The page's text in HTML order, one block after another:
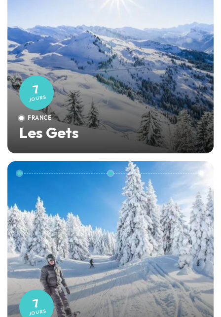
7
JOURS
FRANCE
Les Gets
7
JOURS